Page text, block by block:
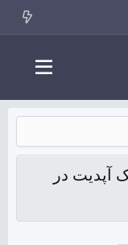
آپدیت در